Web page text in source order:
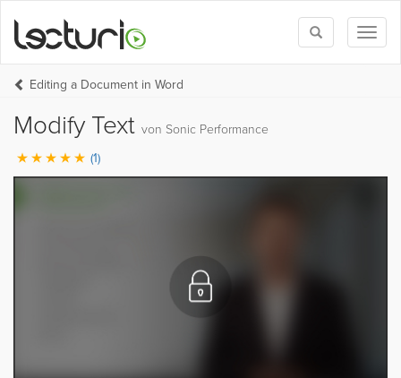
Toggle
search
Editing a Document in Word
Modify Text von Sonic Performance
(1)